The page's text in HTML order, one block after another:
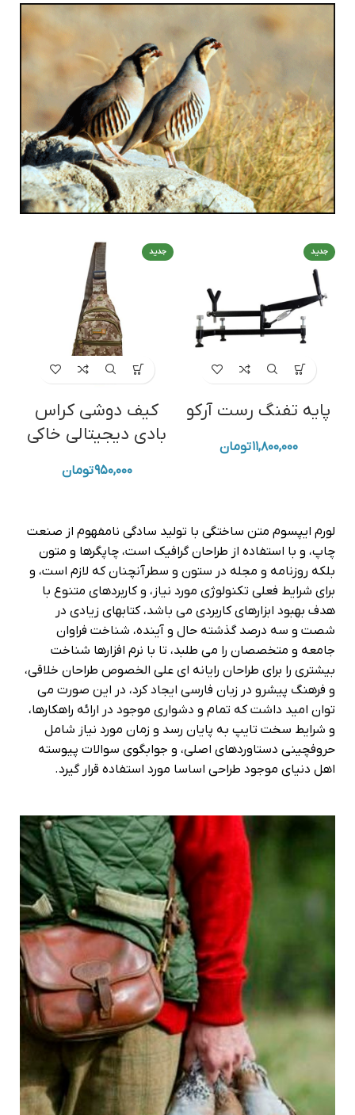
جدید
پایه تفنگ رست آرکو
۱۱,۸۰۰,۰۰۰تومان
جدید
کیف دوشی کراس‌
بادی دیجیتالی خاکی
۹۵۰,۰۰۰تومان
لورم ایپسوم متن ساختگی با تولید سادگی نامفهوم از صنعت
چاپ، و با استفاده از طراحان گرافیک است، چاپگرها و متون
بلکه روزنامه و مجله در ستون و سطرآنچنان که لازم است، و
برای شرایط فعلی تکنولوژی مورد نیاز، و کاربردهای متنوع با
هدف بهبود ابزارهای کاربردی می باشد، کتابهای زیادی در
شصت و سه درصد گذشته حال و آینده، شناخت فراوان
جامعه و متخصصان را می طلبد، تا با نرم افزارها شناخت
بیشتری را برای طراحان رایانه ای علی الخصوص طراحان خلاقی،
و فرهنگ پیشرو در زبان فارسی ایجاد کرد، در این صورت می
توان امید داشت که تمام و دشواری موجود در ارائه راهکارها،
و شرایط سخت تایپ به پایان رسد و زمان مورد نیاز شامل
حروفچینی دستاوردهای اصلی، و جوابگوی سوالات پیوسته
اهل دنیای موجود طراحی اساسا مورد استفاده قرار گیرد.